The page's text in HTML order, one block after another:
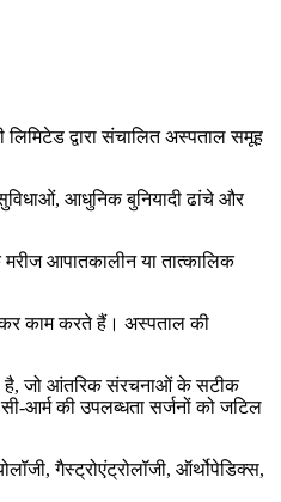
द्वारा संचालित अस्पताल समूह
आधुनिक बुनियादी ढांचे और
आपातकालीन या तात्कालिक
काम करते हैं। अस्पताल की
है, जो आंतरिक संरचनाओं के सटीक
आर्म की उपलब्धता सर्जनों को जटिल
गैस्ट्रोएंट्रोलॉजी, ऑर्थोपेडिक्स,